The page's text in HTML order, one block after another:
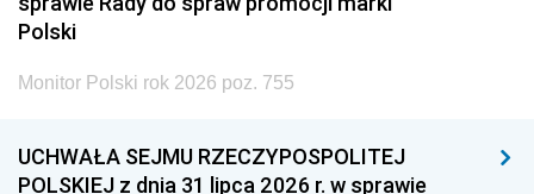
2005
1996 1995 1994
Polski
Monitor Polski rok 2026 poz. 755
UCHWAŁA SEJMU RZECZYPOSPOLITEJ
POLSKIEJ z dnia 31 lipca 2026 r. w sprawie